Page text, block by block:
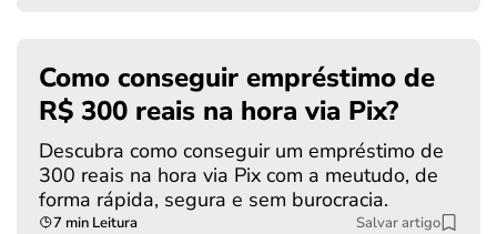
Como conseguir empréstimo de
R$ 300 reais na hora via Pix?
Descubra como conseguir um empréstimo de
300 reais na hora via Pix com a meutudo, de
forma rápida, segura e sem burocracia.
7 min Leitura Salvar artigo